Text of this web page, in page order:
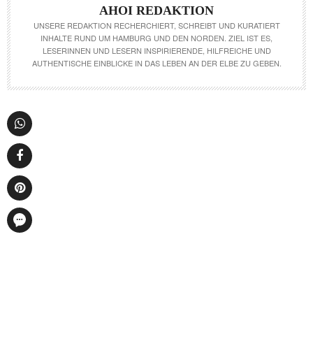
AHOI REDAKTION
UNSERE REDAKTION RECHERCHIERT, SCHREIBT UND KURATIERT
INHALTE RUND UM HAMBURG UND DEN NORDEN. ZIEL IST ES,
LESERINNEN UND LESERN INSPIRIERENDE, HILFREICHE UND
AUTHENTISCHE EINBLICKE IN DAS LEBEN AN DER ELBE ZU GEBEN.